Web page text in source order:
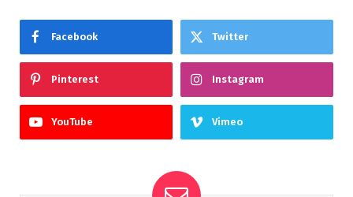
Facebook Twitter
Pinterest Instagram
YouTube Vimeo